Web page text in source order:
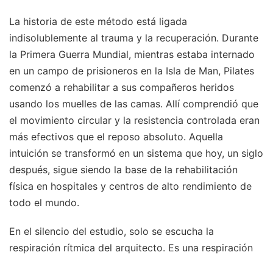
La historia de este método está ligada
indisolublemente al trauma y la recuperación. Durante
la Primera Guerra Mundial, mientras estaba internado
en un campo de prisioneros en la Isla de Man, Pilates
comenzó a rehabilitar a sus compañeros heridos
usando los muelles de las camas. Allí comprendió que
el movimiento circular y la resistencia controlada eran
más efectivos que el reposo absoluto. Aquella
intuición se transformó en un sistema que hoy, un siglo
después, sigue siendo la base de la rehabilitación
física en hospitales y centros de alto rendimiento de
todo el mundo.
En el silencio del estudio, solo se escucha la
respiración rítmica del arquitecto. Es una respiración